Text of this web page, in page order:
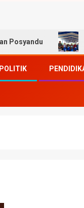
Muslim Harahap
POLITIK